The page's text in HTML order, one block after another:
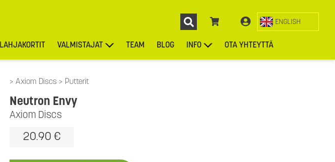
ENGLISH
LAHJAKORTIT VALMISTAJAT TEAM BLOG INFO OTA YHTEYTTÄ
Axiom Discs Putterit
Axiom Discs
Neutron Envy
20.90 €